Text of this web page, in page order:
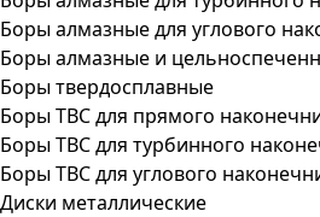
Боры алмазные для углового
Боры алмазные и
Боры твердосплавные
Боры ТВС для прямого
Боры ТВС для турбинного
Боры ТВС для углового
Диски металлические